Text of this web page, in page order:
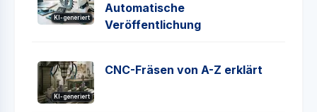
KI-generiert
Automatische
Veröffentlichung
KI-generiert
CNC-Fräsen von A-Z erklärt